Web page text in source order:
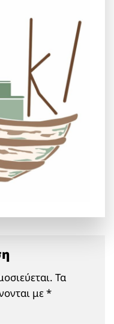
Τα
με*